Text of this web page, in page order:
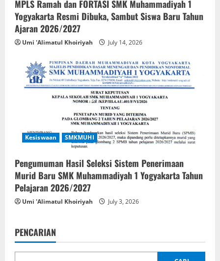
MPLS Ramah dan FORTASI SMK Muhammadiyah 1
Yogyakarta Resmi Dibuka, Sambut Siswa Baru Tahun
Ajaran 2026/2027
Umi 'Alimatul Khoiriyah July 14, 2026
Kesiswaan SMKMUHI
Pengumuman Hasil Seleksi Sistem Penerimaan
Murid Baru SMK Muhammadiyah 1 Yogyakarta Tahun
Pelajaran 2026/2027
Umi 'Alimatul Khoiriyah July 3, 2026
PENCARIAN